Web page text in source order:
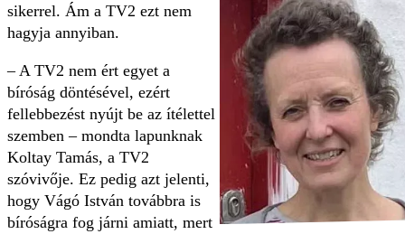
sikerrel. Ám a TV2 ezt nem
hagyja annyiban.
– A TV2 nem ért egyet a
bíróság döntésével, ezért
fellebbezést nyújt be az ítélettel
szemben – mondta lapunknak
Koltay Tamás, a TV2
szóvivője. Ez pedig azt jelenti,
hogy Vágó István továbbra is
bíróságra fog járni amiatt, mert